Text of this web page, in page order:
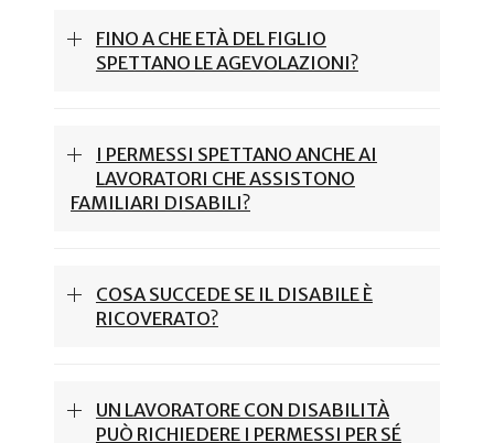
FINO A CHE ETÀ DEL FIGLIO
SPETTANO LE AGEVOLAZIONI?
I PERMESSI SPETTANO ANCHE AI
LAVORATORI CHE ASSISTONO
FAMILIARI DISABILI?
COSA SUCCEDE SE IL DISABILE È
RICOVERATO?
UN LAVORATORE CON DISABILITÀ
PUÒ RICHIEDERE I PERMESSI PER SÉ